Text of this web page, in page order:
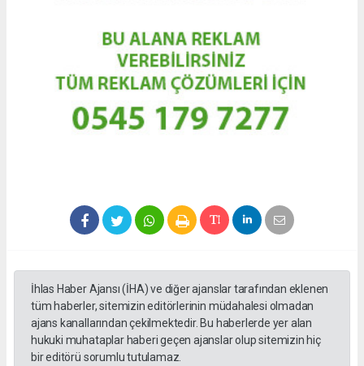
İhlas Haber Ajansı (İHA) ve diğer ajanslar tarafından eklenen
tüm haberler, sitemizin editörlerinin müdahalesi olmadan
ajans kanallarından çekilmektedir. Bu haberlerde yer alan
hukuki muhataplar haberi geçen ajanslar olup sitemizin hiç
bir editörü sorumlu tutulamaz.